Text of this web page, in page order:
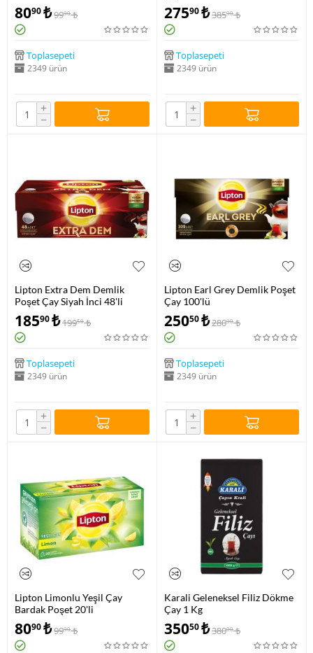
8090₺9990 ₺
Toplasepeti
2349 ürün
+
−
27590₺38590 ₺
Toplasepeti
2349 ürün
+
−
Lipton Extra Dem Demlik
Poşet Çay Siyah İnci 48'li
18590₺19950 ₺
Toplasepeti
2349 ürün
+
−
Lipton Earl Grey Demlik Poşet
Çay 100'lü
25050₺28090 ₺
Toplasepeti
2349 ürün
+
−
Lipton Limonlu Yeşil Çay
Bardak Poşet 20'li
8090₺9990 ₺
Karali Geleneksel Filiz Dökme
Çay 1 Kg
35050₺38000 ₺